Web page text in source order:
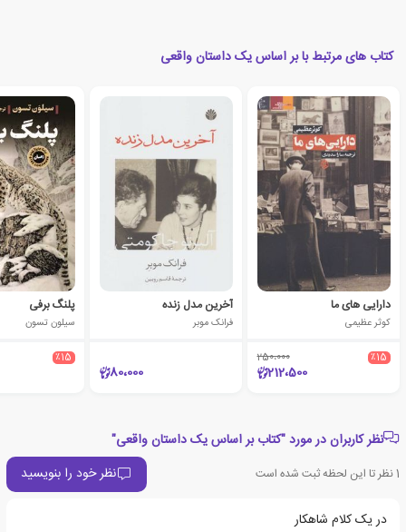
کتاب های مرتبط با بر اساس یک داستان واقعی
دارایی های ما
کوثر عظیمی
٪15 250،000
212،500
آخرین مدل زنده
فرانک موبر
80،000
پلنگ برفی
سیلون تسون
٪15
نظر کاربران در مورد "کتاب بر اساس یک داستان واقعی"
1نظر تا این لحظه ثبت شده است نظر خود را بنویسید
در یک کلام شاهکار